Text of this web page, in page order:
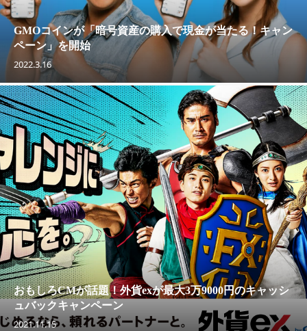
GMOコインが「暗号資産の購入で現金が当たる！キャン
ペーン」を開始
2022.3.16
おもしろCMが話題！外貨exが最大3万9000円のキャッシ
ュバックキャンペーン
2021.11.15